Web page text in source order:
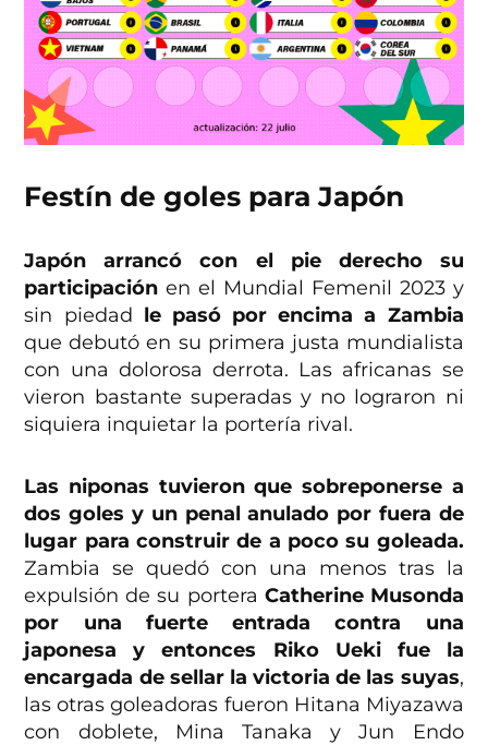
Festín de goles para Japón
Japón arrancó con el pie derecho su
participación en el Mundial Femenil 2023 y
sin piedad le pasó por encima a Zambia
que debutó en su primera justa mundialista
con una dolorosa derrota. Las africanas se
vieron bastante superadas y no lograron ni
siquiera inquietar la portería rival.
Las niponas tuvieron que sobreponerse a
dos goles y un penal anulado por fuera de
lugar para construir de a poco su goleada.
Zambia se quedó con una menos tras la
expulsión de su portera Catherine Musonda
por una fuerte entrada contra una
japonesa y entonces Riko Ueki fue la
encargada de sellar la victoria de las suyas,
las otras goleadoras fueron Hitana Miyazawa
con doblete, Mina Tanaka y Jun Endo